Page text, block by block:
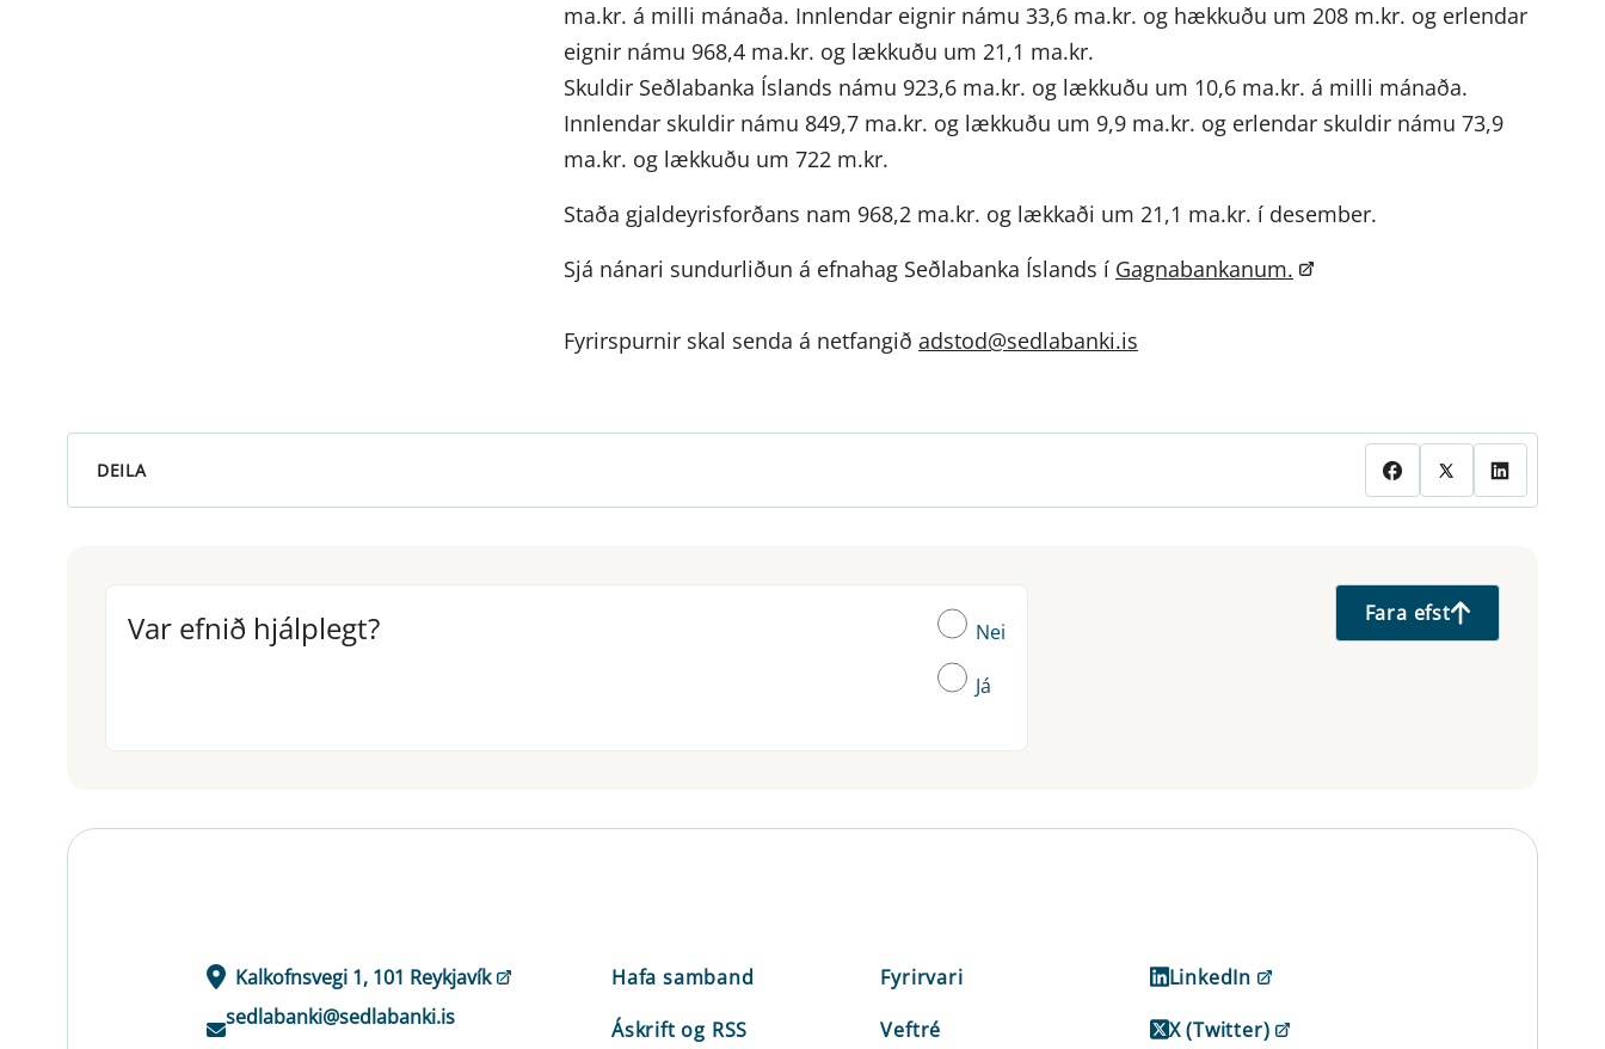
ma.kr. á milli mánaða. Innlendar eignir námu 33,6 ma.kr. og hækkuðu um 208 m.kr. og erlendar
eignir námu 968,4 ma.kr. og lækkuðu um 21,1 ma.kr.
Skuldir Seðlabanka Íslands námu 923,6 ma.kr. og lækkuðu um 10,6 ma.kr. á milli mánaða.
Innlendar skuldir námu 849,7 ma.kr. og lækkuðu um 9,9 ma.kr. og erlendar skuldir námu 73,9
ma.kr. og lækkuðu um 722 m.kr.
Staða gjaldeyrisforðans nam 968,2 ma.kr. og lækkaði um 21,1 ma.kr. í desember.
Sjá nánari sundurliðun á efnahag Seðlabanka Íslands í Gagnabankanum.
Fyrirspurnir skal senda á netfangið adstod@sedlabanki.is
DEILA
Var efnið hjálplegt?
Var efnið hjálplegt? Nei
Já
Fara efst
Kalkofnsvegi 1, 101 Reykjavík
sedlabanki@sedlabanki.is
Hafa samband
Áskrift og RSS
Fyrirvari
Veftré
LinkedIn
X (Twitter)